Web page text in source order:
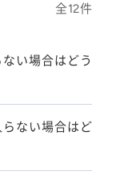
全12件
い場合はどう
ない場合はど